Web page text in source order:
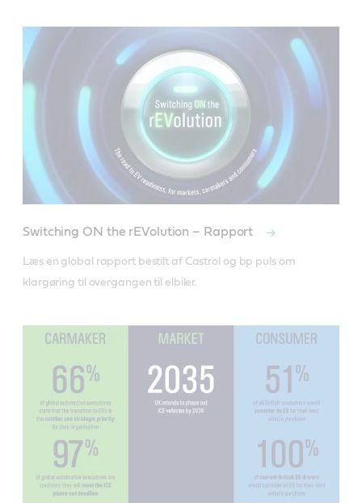
Switching ON the rEVolution – Rapport
Læs en global rapport bestilt af Castrol og bp puls om
klargøring til overgangen til elbiler.